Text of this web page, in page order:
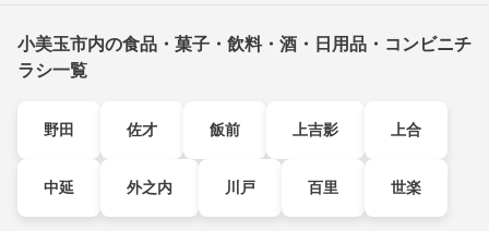
小美玉市内の食品・菓子・飲料・酒・日用品・コンビニチ
ラシ一覧
野田 佐才 飯前 上吉影 上合
中延 外之内 川戸 百里 世楽